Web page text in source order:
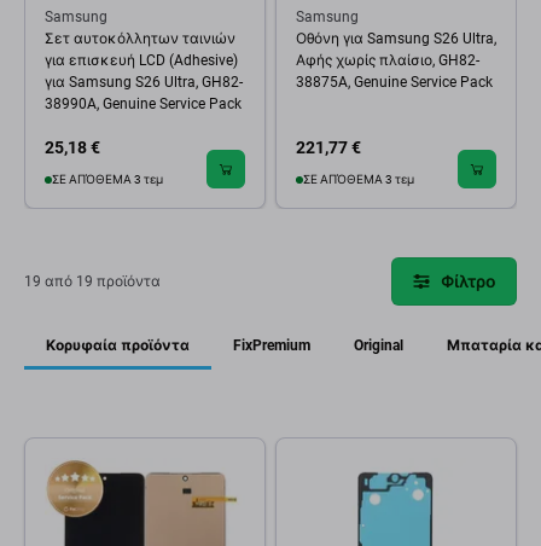
Samsung
Σετ αυτοκόλλητων ταινιών
για επισκευή LCD (Adhesive)
για Samsung S26 Ultra, GH82-
38990A, Genuine Service Pack
25,18 €
ΣΕ ΑΠΌΘΕΜΑ 3 τεμ
Samsung
Οθόνη για Samsung S26 Ultra,
Αφής χωρίς πλαίσιο, GH82-
38875A, Genuine Service Pack
221,77 €
ΣΕ ΑΠΌΘΕΜΑ 3 τεμ
19 από 19 προϊόντα Φίλτρο
Κορυφαία προϊόντα FixPremium Original Μπαταρία